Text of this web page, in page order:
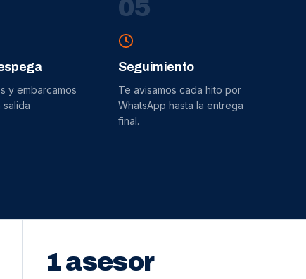
y embarcamos
salida
05
Seguimiento
Te avisamos cada hito por
WhatsApp hasta la entrega
final.
1 asesor